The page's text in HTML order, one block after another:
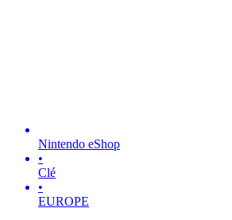
Nintendo eShop
•
Clé
•
EUROPE